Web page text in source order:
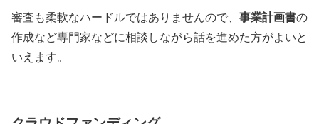
審査も柔軟なハードルではありませんので、 事業計画書の
作成など専門家などに相談しながら話を進めた方がよいと
いえます。